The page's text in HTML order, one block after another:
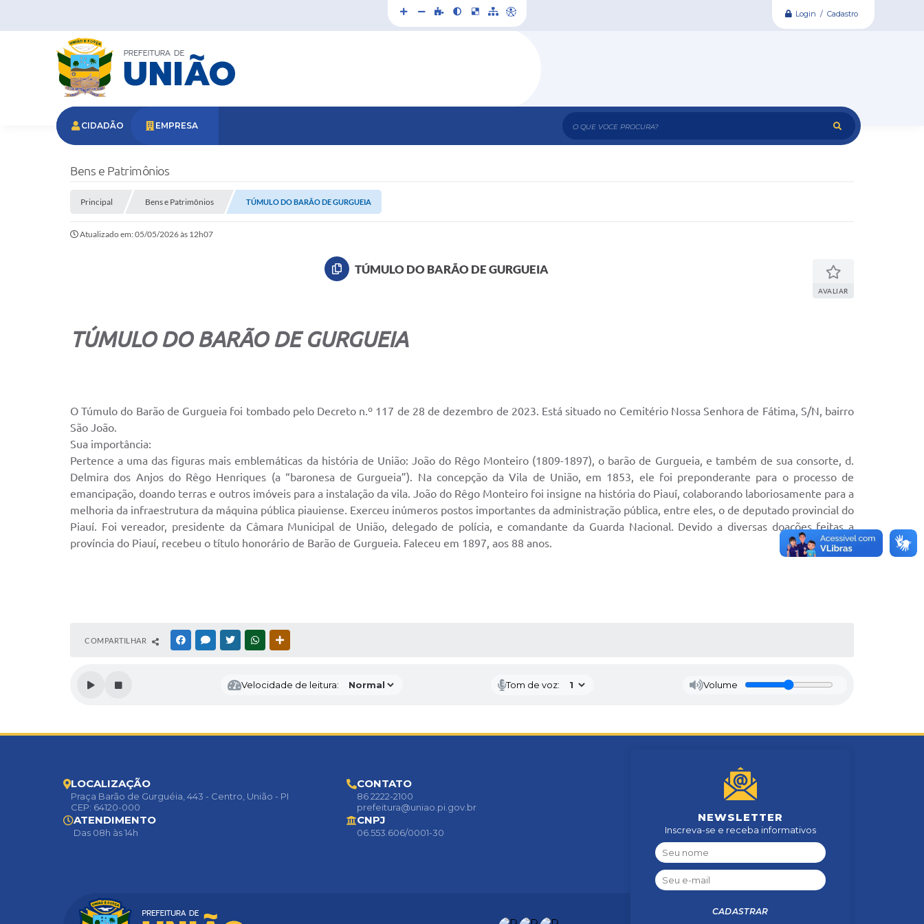
Login / Cadastro
O que voce procura?
CIDADÃO EMPRESA
Bens e Patrimônios
Principal Bens e Patrimônios TÚMULO DO BARÃO DE GURGUEIA
Atualizado em: 05/05/2026 às 12h07
TÚMULO DO BARÃO DE GURGUEIA
AVALIAR
TÚMULO DO BARÃO DE GURGUEIA
O Túmulo do Barão de Gurgueia foi tombado pelo Decreto n.º 117 de 28 de dezembro de 2023. Está situado no Cemitério Nossa Senhora de Fátima, S/N, bairro
São João.
Sua importância:
Pertence a uma das figuras mais emblemáticas da história de União: João do Rêgo Monteiro (1809-1897), o barão de Gurgueia, e também de sua consorte, d.
Delmira dos Anjos do Rêgo Henriques (a “baronesa de Gurgueia”). Na concepção da Vila de União, em 1853, ele foi preponderante para o processo de
emancipação, doando terras e outros imóveis para a instalação da vila. João do Rêgo Monteiro foi insigne na história do Piauí, colaborando laboriosamente para a
melhoria da infraestrutura da máquina pública piauiense. Exerceu inúmeros postos importantes da administração pública, entre eles, o de deputado provincial do
Piauí. Foi vereador, presidente da Câmara Municipal de União, delegado de polícia, e comandante da Guarda Nacional. Devido a diversas doações feitas a
província do Piauí, recebeu o título honorário de Barão de Gurgueia. Faleceu em 1897, aos 88 anos.
COMPARTILHAR FACEBOOKMESSENGER
TWITTERWHATSAPP
Velocidade de leitura: Tom de voz: Volume
NEWSLETTER
Inscreva-se e receba informativos
CADASTRAR
LOCALIZAÇÃO
Praça Barão de Gurguéia, 443 - Centro, União - PI
CEP: 64120-000
CONTATO
86 2222-2100
prefeitura@uniao.pi.gov.br
ATENDIMENTO
Das 08h às 14h
CNPJ
06.553.606/0001-30